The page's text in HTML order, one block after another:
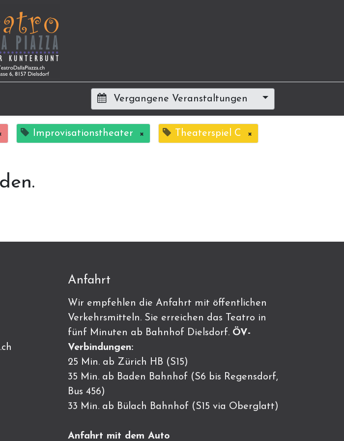
Vergangene Veranstaltungen
Improvisationstheater × Theaterspiel C ×
Anfahrt
Wir empfehlen die Anfahrt mit öffentlichen
Verkehrsmitteln. Sie erreichen das Teatro in
fünf Minuten ab Bahnhof Dielsdorf. ÖV-
Verbindungen:
25 Min. ab Zürich HB (S15)
35 Min. ab Baden Bahnhof (S6 bis Regensdorf,
Bus 456)
33 Min. ab Bülach Bahnhof (S15 via Oberglatt)
Anfahrt mit dem Auto